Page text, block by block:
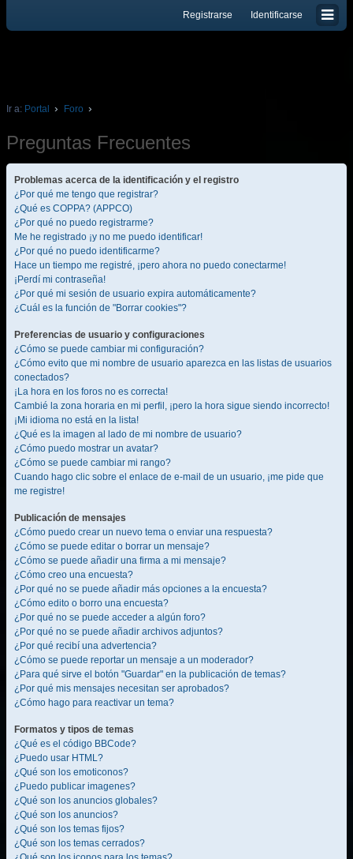
Identificarse
Registrarse
Ir a: Portal Foro
Preguntas Frecuentes
Problemas acerca de la identificación y el registro
¿Por qué me tengo que registrar?
¿Qué es COPPA? (APPCO)
¿Por qué no puedo registrarme?
Me he registrado ¡y no me puedo identificar!
¿Por qué no puedo identificarme?
Hace un tiempo me registré, ¡pero ahora no puedo conectarme!
¡Perdí mi contraseña!
¿Por qué mi sesión de usuario expira automáticamente?
¿Cuál es la función de "Borrar cookies"?
Preferencias de usuario y configuraciones
¿Cómo se puede cambiar mi configuración?
¿Cómo evito que mi nombre de usuario aparezca en las listas de usuarios
conectados?
¡La hora en los foros no es correcta!
Cambié la zona horaria en mi perfil, ¡pero la hora sigue siendo incorrecto!
¡Mi idioma no está en la lista!
¿Qué es la imagen al lado de mi nombre de usuario?
¿Cómo puedo mostrar un avatar?
¿Cómo se puede cambiar mi rango?
Cuando hago clic sobre el enlace de e-mail de un usuario, ¡me pide que
me registre!
Publicación de mensajes
¿Cómo puedo crear un nuevo tema o enviar una respuesta?
¿Cómo se puede editar o borrar un mensaje?
¿Cómo se puede añadir una firma a mi mensaje?
¿Cómo creo una encuesta?
¿Por qué no se puede añadir más opciones a la encuesta?
¿Cómo edito o borro una encuesta?
¿Por qué no se puede acceder a algún foro?
¿Por qué no se puede añadir archivos adjuntos?
¿Por qué recibí una advertencia?
¿Cómo se puede reportar un mensaje a un moderador?
¿Para qué sirve el botón "Guardar" en la publicación de temas?
¿Por qué mis mensajes necesitan ser aprobados?
¿Cómo hago para reactivar un tema?
Formatos y tipos de temas
¿Qué es el código BBCode?
¿Puedo usar HTML?
¿Qué son los emoticonos?
¿Puedo publicar imagenes?
¿Qué son los anuncios globales?
¿Qué son los anuncios?
¿Qué son los temas fijos?
¿Qué son los temas cerrados?